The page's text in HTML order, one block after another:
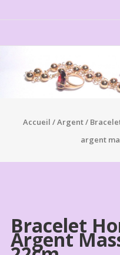
Accueil /Argent/
argent
Bracelet
Argent